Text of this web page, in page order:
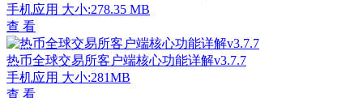
手机应用 大小:278.35 MB
查 看
热币全球交易所客户端核心功能详解v3.7.7
手机应用 大小:281MB
查 看